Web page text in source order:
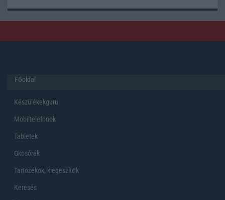
Főoldal
Készülékekguru
Mobiltelefonok
Tabletek
Okosórák
Tartozékok, kiegeszítők
Keresés